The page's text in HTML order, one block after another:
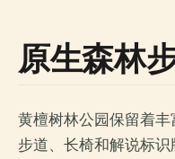
原生森林
黄檀树林公园保留着
步道、长椅和解说标